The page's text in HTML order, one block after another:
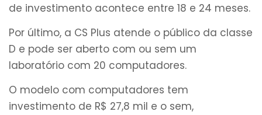
de investimento acontece entre 18 e 24 meses.
Por último, a CS Plus atende o público da classe
D e pode ser aberto com ou sem um
laboratório com 20 computadores.
O modelo com computadores tem
investimento de R$ 27,8 mil e o sem,